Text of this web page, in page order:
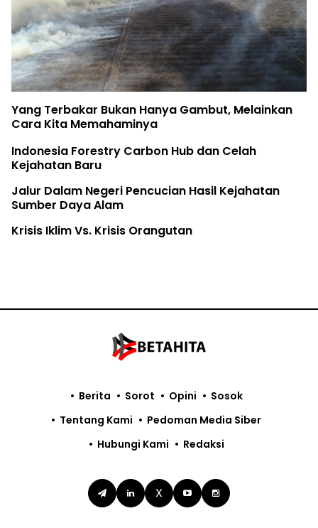
Yang Terbakar Bukan Hanya Gambut, Melainkan
Cara Kita Memahaminya
Indonesia Forestry Carbon Hub dan Celah
Kejahatan Baru
Jalur Dalam Negeri Pencucian Hasil Kejahatan
Sumber Daya Alam
Krisis Iklim Vs. Krisis Orangutan
X
Berita Sorot Opini
Sosok
Tentang Kami
Pedoman Media Siber
Hubungi Kami
Redaksi